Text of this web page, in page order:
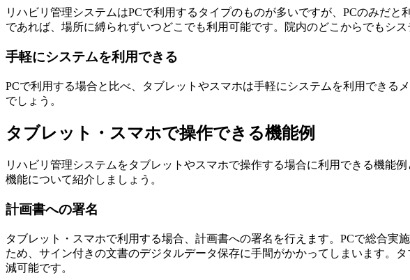
リハビリ管理システムはPCで利用するタイプのものが多いですが、PCのみだ
であれば、場所に縛られずいつどこでも利用可能です。院内のどこからでもシ
手軽にシステムを利用できる
PCで利用する場合と比べ、タブレットやスマホは手軽にシステムを利用できる
でしょう。
タブレット・スマホで操作できる機能例
リハビリ管理システムをタブレットやスマホで操作する場合に利用できる機能
機能について紹介しましょう。
計画書への署名
タブレット・スマホで利用する場合、計画書への署名を行えます。PCで総合
ため、サイン付きの文書のデジタルデータ保存に手間がかかってしまいます。
減可能です。